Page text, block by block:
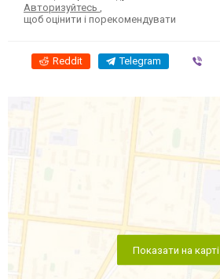
Авторизуйтесь
щоб оцінити і порекомендувати
Reddit Telegram
Показати на карті